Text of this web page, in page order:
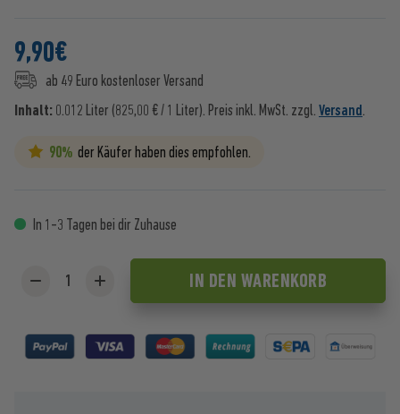
9,90€
ab 49 Euro kostenloser Versand
Inhalt: 0.012 Liter (825,00 € / 1 Liter). Preis inkl. MwSt. zzgl. Versand.
90% der Käufer haben dies empfohlen.
In 1-3 Tagen bei dir Zuhause
IN DEN WARENKORB